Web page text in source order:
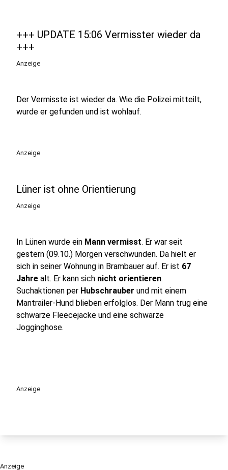
+++ UPDATE 15:06 Vermisster wieder da
+++
Anzeige
Der Vermisste ist wieder da. Wie die Polizei mitteilt,
wurde er gefunden und ist wohlauf.
Anzeige
Lüner ist ohne Orientierung
Anzeige
In Lünen wurde ein Mann vermisst. Er war seit
gestern (09.10.) Morgen verschwunden. Da hielt er
sich in seiner Wohnung in Brambauer auf. Er ist 67
Jahre alt. Er kann sich nicht orientieren.
Suchaktionen per Hubschrauber und mit einem
Mantrailer-Hund blieben erfolglos. Der Mann trug eine
schwarze Fleecejacke und eine schwarze
Jogginghose.
Anzeige
Anzeige